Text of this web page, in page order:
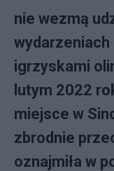
nie wezmą
igrzyskami
lutym 2022
miejsce w
zbrodnie
oznajmiła w